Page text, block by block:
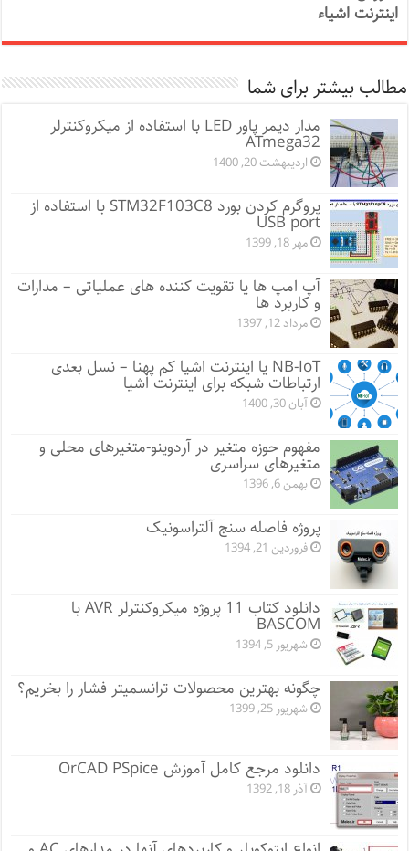
اینترنت اشیاء
مطالب بیشتر برای شما
مدار دیمر پاور LED با استفاده از میکروکنترلر
ATmega32
اردیبهشت 20, 1400
پروگرم کردن بورد STM32F103C8 با استفاده از
USB port
مهر 18, 1399
آپ امپ ها یا تقویت کننده های عملیاتی – مدارات
و کاربرد ها
مرداد 12, 1397
NB-IoT یا اینترنت اشیا کم پهنا – نسل بعدی
ارتباطات شبکه برای اینترنت اشیا
آبان 30, 1400
مفهوم حوزه متغیر در آردوینو-متغیرهای محلی و
متغیرهای سراسری
بهمن 6, 1396
پروژه فاصله سنج آلتراسونیک
فروردین 21, 1394
دانلود کتاب 11 پروژه میکروکنترلر AVR با
BASCOM
شهریور 5, 1394
چگونه بهترین محصولات ترانسمیتر فشار را بخریم؟
شهریور 25, 1399
دانلود مرجع کامل آموزش OrCAD PSpice
آذر 18, 1392